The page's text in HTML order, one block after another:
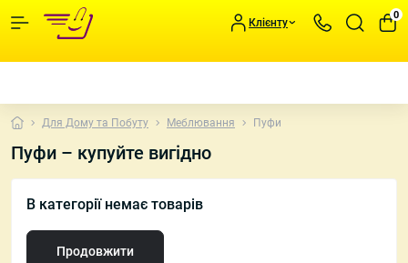
Клієнту
0
Для Дому та Побуту Меблювання Пуфи
Пуфи – купуйте вигідно
В категорії немає товарів
Продовжити